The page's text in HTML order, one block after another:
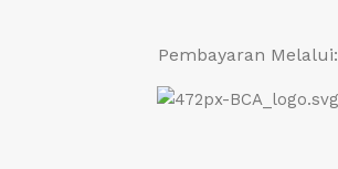
Pembayaran Melalui: